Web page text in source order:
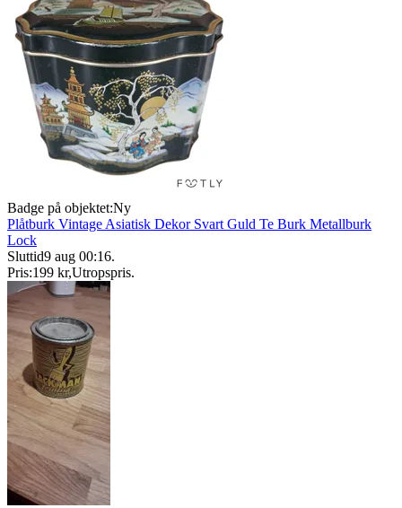
Badge på objektet:Ny
Plåtburk Vintage Asiatisk Dekor Svart Guld Te Burk Metallburk
Lock
Sluttid9 aug 00:16.
Pris:199 kr,Utropspris.